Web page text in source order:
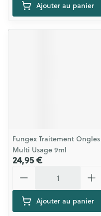
Ajouter au panier
Fungex Traitement Ongles
Multi Usage 9ml
24,95 €
Ajouter au panier